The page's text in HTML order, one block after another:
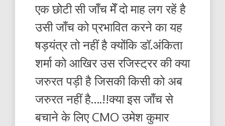
एक छोटी सी जाँच मेँ दो माह लग रहें है
उसी जाँच को प्रभावित करने का यह
षड़यंत्र तो नहीं है क्योंकि डॉ.अंकिता
शर्मा को आखिर उस रजिस्ट्रर की क्या
जरुरत पड़ी है जिसकी किसी को अब
जरुरत नहीं है….!!क्या इस जाँच से
बचाने के लिए CMO उमेश कुमार